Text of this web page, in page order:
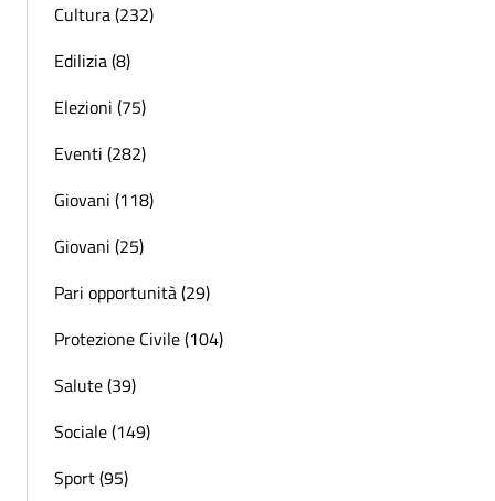
Cultura (232)
Edilizia (8)
Elezioni (75)
Eventi (282)
Giovani (118)
Giovani (25)
Pari opportunità (29)
Protezione Civile (104)
Salute (39)
Sociale (149)
Sport (95)